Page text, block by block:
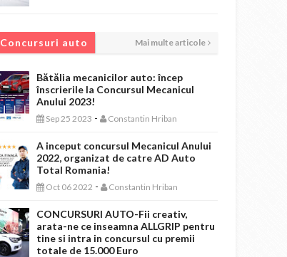
Concursuri auto Mai multe articole
Bătălia mecanicilor auto: încep
înscrierile la Concursul Mecanicul
Anului 2023!
Sep 25 2023 - Constantin Hriban
A inceput concursul Mecanicul Anului
2022, organizat de catre AD Auto
Total Romania!
Oct 06 2022 - Constantin Hriban
CONCURSURI AUTO-Fii creativ,
arata-ne ce inseamna ALLGRIP pentru
tine si intra in concursul cu premii
totale de 15.000 Euro